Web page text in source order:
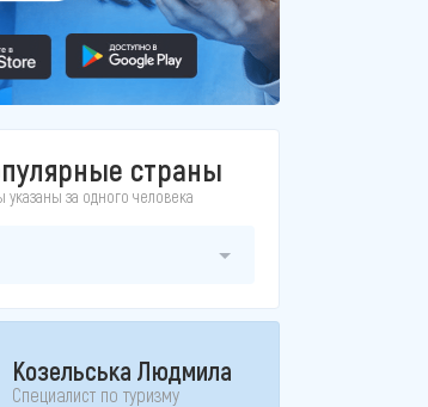
страны
указаны за одного человека
Козельська Людмила
Специалист по туризму